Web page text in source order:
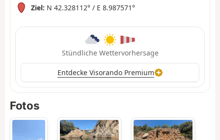
Ziel: N 42.328112° / E 8.987571°
Stündliche Wettervorhersage
Entdecke Visorando Premium
Fotos